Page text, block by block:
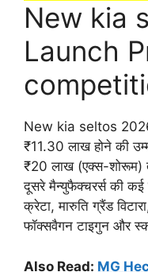
New kia
Launch
New kia seltos
₹11.30 लाख होने की
₹20 लाख (एक्स-शोरूम)
दूसरे मैन्युफैक्चरर्स की कई
क्रेटा, मारुति ग्रैंड
फॉक्सवैगन टाइगुन और
Also Read: MG